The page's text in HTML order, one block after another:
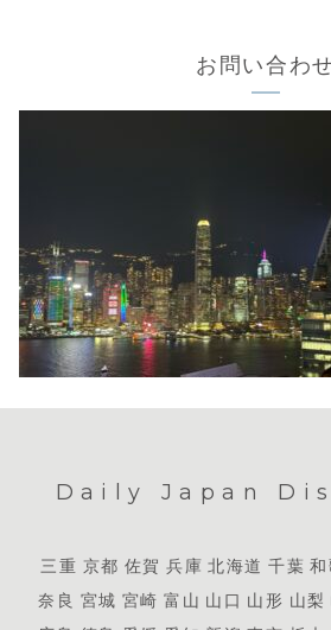
お問い合わ
Daily Japan
三重 京都 佐賀 兵庫 北海道 千葉 和
奈良 宮城 宮崎 富山 山口 山形 山梨